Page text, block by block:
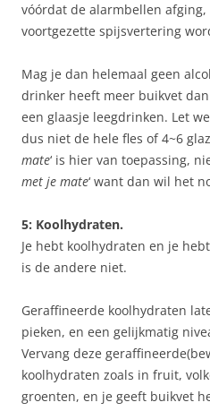
vóórdat de alarmbellen
voortgezette spijsvertering
Mag je dan helemaal geen
drinker heeft meer buikvet
een glaasje leegdrinken. Let
dus niet de hele fles of 4~6
mate‘ is hier van toepassing,
met je mate‘ want dan wil het
5: Koolhydraten.
Je hebt koolhydraten en je
is de andere niet.
Geraffineerde koolhydraten
pieken, en een gelijkmatig
Vervang deze
koolhydraten zoals in fruit,
groenten, en je geeft buikvet